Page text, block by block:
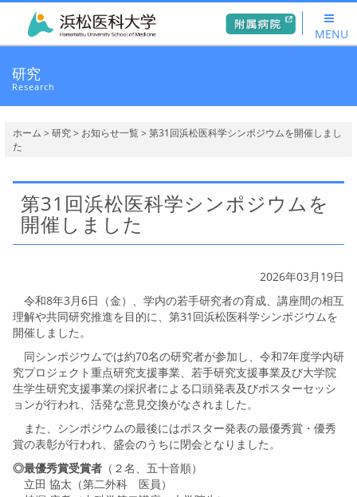
MENU
研究
Research
ホーム > 研究> お知らせ一覧> 第31回浜松医科学シンポジウムを開催しまし
た
第31回浜松医科学シンポジウムを
開催しました
2026年03月19日
令和8年3月6日（金）、学内の若手研究者の育成、講座間の相互
理解や共同研究推進を目的に、第31回浜松医科学シンポジウムを
開催しました。
同シンポジウムでは約70名の研究者が参加し、令和7年度学内研
究プロジェクト重点研究支援事業、若手研究支援事業及び大学院
生学生研究支援事業の採択者による口頭発表及びポスターセッシ
ョンが行われ、活発な意見交換がなされました。
また、シンポジウムの最後にはポスター発表の最優秀賞・優秀
賞の表彰が行われ、盛会のうちに閉会となりました。
◎最優秀賞受賞者 （２名、五十音順）
立田 協太（第二外科 医員）